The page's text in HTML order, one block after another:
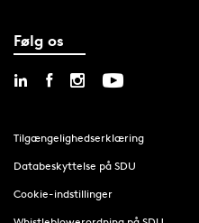
Følg os
Tilgængelighedserklæring
Databeskyttelse på SDU
Cookie-indstillinger